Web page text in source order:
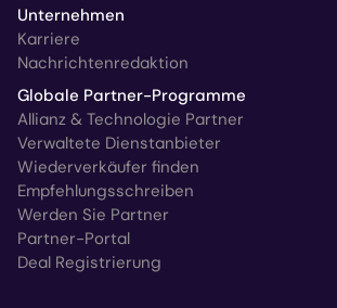
Unternehmen
Karriere
Nachrichtenredaktion
Globale Partner-Programme
Allianz & Technologie Partner
Verwaltete Dienstanbieter
Wiederverkäufer finden
Empfehlungsschreiben
Werden Sie Partner
Partner-Portal
Deal Registrierung